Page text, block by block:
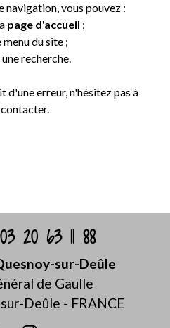
navigation, vous pouvez :
page d'accueil ;
du site ;
recherche.
d'une erreur, n'hésitez pas à
20 63 11 88
sur-Deûle
de Gaulle
Deûle - FRANCE